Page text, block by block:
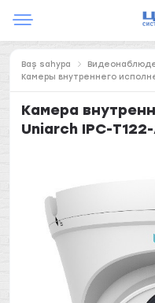
Baş sahypa
Камеры внутреннего
Камера
Uniarch IPC-